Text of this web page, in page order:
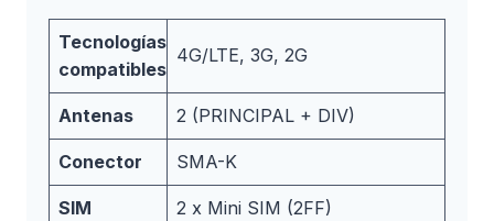
Tecnologías
compatibles
4G/LTE, 3G, 2G
Antenas 2 (PRINCIPAL + DIV)
Conector SMA-K
SIM 2 x Mini SIM (2FF)